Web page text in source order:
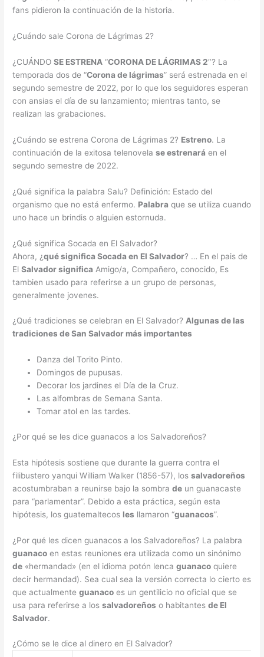
fans pidieron la continuación de la historia.
¿Cuándo sale Corona de Lágrimas 2?
¿CUÁNDOSE ESTRENA “CORONA DE LÁGRIMAS 2″? La
temporada dos de “Corona de lágrimas” será estrenada en el
segundo semestre de 2022, por lo que los seguidores esperan
con ansias el día de su lanzamiento; mientras tanto, se
realizan las grabaciones.
¿Cuándo se estrena Corona de Lágrimas 2? Estreno. La
continuación de la exitosa telenovelase estrenará en el
segundo semestre de 2022.
¿Qué significa la palabra Salu? Definición: Estado del
organismo que no está enfermo. Palabra que se utiliza cuando
uno hace un brindis o alguien estornuda.
¿Qué significa Socada en El Salvador?
Ahora, ¿qué significa Socada en El Salvador? … En el pais de
ElSalvador significa Amigo/a, Compañero, conocido, Es
tambien usado para referirse a un grupo de personas,
generalmente jovenes.
¿Qué tradiciones se celebran en El Salvador?Algunas de las
tradicionesde SanSalvador más importantes
Danza del Torito Pinto.
Domingos de pupusas.
Decorar los jardines el Día de la Cruz.
Las alfombras de Semana Santa.
Tomar atol en las tardes.
¿Por qué se les dice guanacos a los Salvadoreños?
Esta hipótesis sostiene que durante la guerra contra el
filibustero yanqui William Walker (1856-57), lossalvadoreños
acostumbraban a reunirse bajo la sombrade un guanacaste
para “parlamentar”. Debido a esta práctica, según esta
hipótesis, los guatemaltecos les llamaron “guanacos”.
¿Por qué les dicen guanacos a los Salvadoreños? La palabra
guanaco en estas reuniones era utilizada como un sinónimo
de «hermandad» (en el idioma potón lencaguanaco quiere
decir hermandad). Sea cual sea la versión correcta lo cierto es
que actualmenteguanaco es un gentilicio no oficial que se
usa para referirse a lossalvadoreños o habitantesde El
Salvador.
¿Cómo se le dice al dinero en El Salvador?